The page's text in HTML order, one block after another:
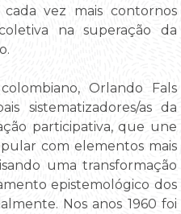
vez mais contornos
na superação da
Orlando Fals
sistematizadores/as da
participativa, que une
com elementos mais
uma transformação
epistemológico dos
Nos anos 1960 foi